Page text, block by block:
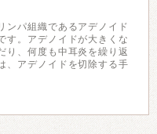
ンパ組織であるアデノイド
す。アデノイドが大きくな
り、何度も中耳炎を繰り返
、アデノイドを切除する手